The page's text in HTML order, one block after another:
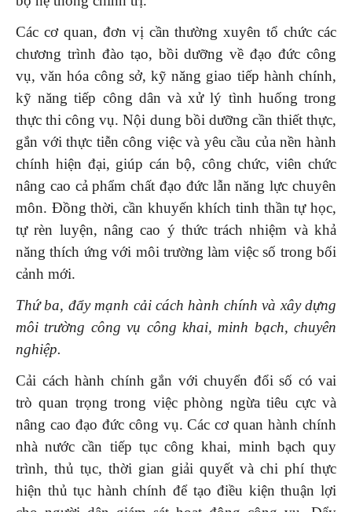
Các cơ quan, đơn vị cần thường xuyên tổ chức các
chương trình đào tạo, bồi dưỡng về đạo đức công
vụ, văn hóa công sở, kỹ năng giao tiếp hành chính,
kỹ năng tiếp công dân và xử lý tình huống trong
thực thi công vụ. Nội dung bồi dưỡng cần thiết thực,
gắn với thực tiễn công việc và yêu cầu của nền hành
chính hiện đại, giúp cán bộ, công chức, viên chức
nâng cao cả phẩm chất đạo đức lẫn năng lực chuyên
môn. Đồng thời, cần khuyến khích tinh thần tự học,
tự rèn luyện, nâng cao ý thức trách nhiệm và khả
năng thích ứng với môi trường làm việc số trong bối
cảnh mới.
Thứ ba, đẩy mạnh cải cách hành chính và xây dựng
môi trường công vụ công khai, minh bạch, chuyên
nghiệp.
Cải cách hành chính gắn với chuyển đổi số có vai
trò quan trọng trong việc phòng ngừa tiêu cực và
nâng cao đạo đức công vụ. Các cơ quan hành chính
nhà nước cần tiếp tục công khai, minh bạch quy
trình, thủ tục, thời gian giải quyết và chi phí thực
hiện thủ tục hành chính để tạo điều kiện thuận lợi